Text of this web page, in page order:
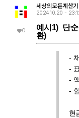
보이지만, 수학적 엄밀
과"라는 꼬리표가 붙어
절댓값·실수화(유리화)
거나, 대입 후 결과에 다시 simplify/expand/combine 같은 명령을
한 번 더 걸어주면 (필요
많습니다.
0
세상의모든계산기
2024.10.20 -
예시1) 단
환)
-
-
-
-
현